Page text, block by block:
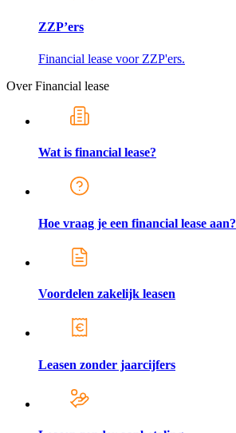
ZZP’ers
Financial lease voor ZZP'ers.
Over Financial lease
Wat is financial lease?
Hoe vraag je een financial lease aan?
Voordelen zakelijk leasen
Leasen zonder jaarcijfers